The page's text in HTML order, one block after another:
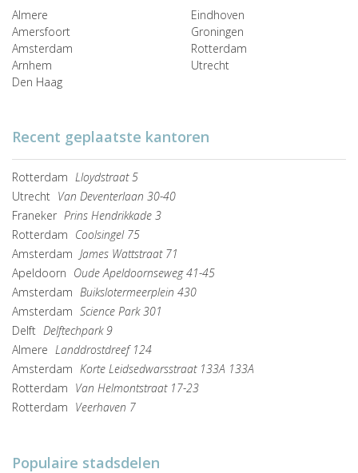
Almere
Amersfoort
Amsterdam
Arnhem
Den Haag
Eindhoven
Groningen
Rotterdam
Utrecht
Recent geplaatste kantoren
Rotterdam Lloydstraat 5
Utrecht Van Deventerlaan 30-40
Franeker Prins Hendrikkade 3
Rotterdam Coolsingel 75
Amsterdam James Wattstraat 71
Apeldoorn Oude Apeldoornseweg 41-45
Amsterdam Buikslotermeerplein 430
Amsterdam Science Park 301
Delft Delftechpark 9
Almere Landdrostdreef 124
Amsterdam Korte Leidsedwarsstraat 133A 133A
Rotterdam Van Helmontstraat 17-23
Rotterdam Veerhaven 7
Populaire stadsdelen